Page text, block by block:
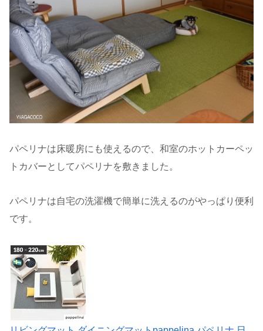
パペリナは床暖房にも使えるので、和室のホットカーペッ
トカバーとしてパペリナを敷きました。
パペリナは自宅の洗濯機で簡単に洗えるのがやっぱり便利
です。